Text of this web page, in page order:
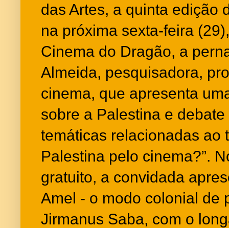
das Artes, a quinta edição
na próxima sexta-feira
Cinema do Dragão, a
Almeida, pesquisadora,
cinema, que apresenta
sobre a Palestina e
temáticas relacionadas ao
Palestina pelo cinema?”.
gratuito, a convidada
Amel - o modo colonial de
Jirmanus Saba, com o